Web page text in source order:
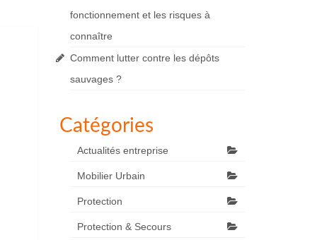
fonctionnement et les risques à
connaître
Comment lutter contre les dépôts
sauvages ?
Catégories
Actualités entreprise
Mobilier Urbain
Protection
Protection & Secours